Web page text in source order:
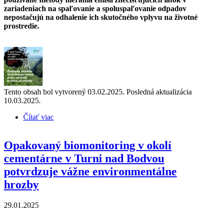
zariadeniach na spaľovanie a spoluspaľovanie odpadov
nepostačujú na odhalenie ich skutočného vplyvu na životné
prostredie.
Tento obsah bol vytvorený 03.02.2025. Posledná aktualizácia
10.03.2025.
Čítať viac
Opakovaný biomonitoring v okolí
cementárne v Turni nad Bodvou
potvrdzuje vážne environmentálne
hrozby
29.01.2025